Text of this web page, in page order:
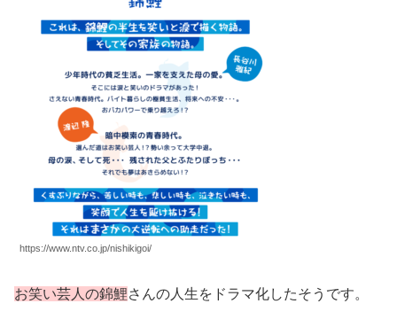
https://www.ntv.co.jp/nishikigoi/
お笑い芸人の錦鯉さんの人生をドラマ化したそうです。